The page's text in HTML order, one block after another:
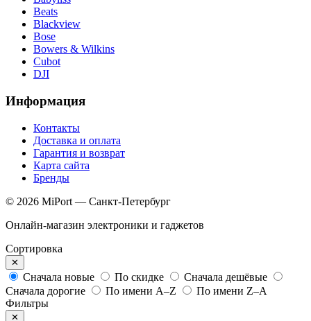
Beats
Blackview
Bose
Bowers & Wilkins
Cubot
DJI
Информация
Контакты
Доставка и оплата
Гарантия и возврат
Карта сайта
Бренды
© 2026 MiPort — Санкт-Петербург
Онлайн-магазин электроники и гаджетов
Сортировка
✕
Сначала новые По скидке
Сначала дешёвые
Сначала дорогие
По имени A–Z
По имени Z–A
Фильтры
✕